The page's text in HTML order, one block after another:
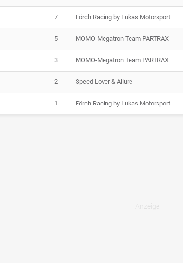
7 Förch Racing by Lukas Motorsport
5 MOMO-Megatron Team PARTRAX
3 MOMO-Megatron Team PARTRAX
2 Speed Lover & Allure
1 Förch Racing by Lukas Motorsport